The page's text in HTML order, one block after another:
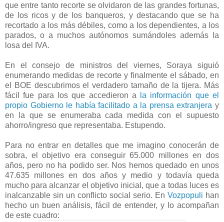
que entre tanto recorte se olvidaron de las grandes fortunas,
de los ricos y de los banqueros, y destacando que se ha
recortado a los más débiles, como a los dependientes, a los
parados, o a muchos autónomos sumándoles además la
losa del IVA.
En el consejo de ministros del viernes, Soraya siguió
enumerando medidas de recorte y finalmente el sábado, en
el BOE descubrimos el verdadero tamaño de la tijera. Más
fácil fue para los que accedieron a
la información que el
propio Gobierno le había facilitado a la prensa extranjera y
en la que se enumeraba cada medida con el supuesto
ahorro/ingreso que representaba. Estupendo.
Para no entrar en detalles que me imagino conocerán de
sobra, el objetivo era conseguir 65.000 millones en dos
años, pero no ha podido ser. Nos hemos quedado en unos
47.635 millones en dos años y medio y todavía queda
mucho para alcanzar el objetivo inicial, que a todas luces es
inalcanzable sin un conflicto social serio. En Vozpopuli han
hecho un buen análisis, fácil de entender, y lo acompañan
de este cuadro: